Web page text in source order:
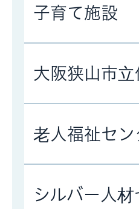
子育て施設
大阪狭山市
老人福祉セン
シルバー人材